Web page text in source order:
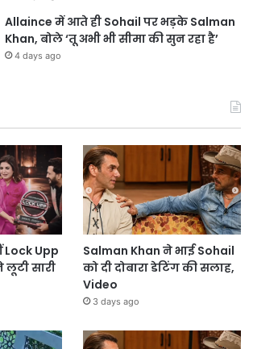
Allaince में आते ही Sohail पर भड़के Salman
Khan, बोले ‘तू अभी भी सीमा की सुन रहा है’
4 days ago
Lock Upp
लूटी सारी
Salman Khan ने भाई Sohail
को दी दोबारा डेटिंग की सलाह,
Video
3 days ago